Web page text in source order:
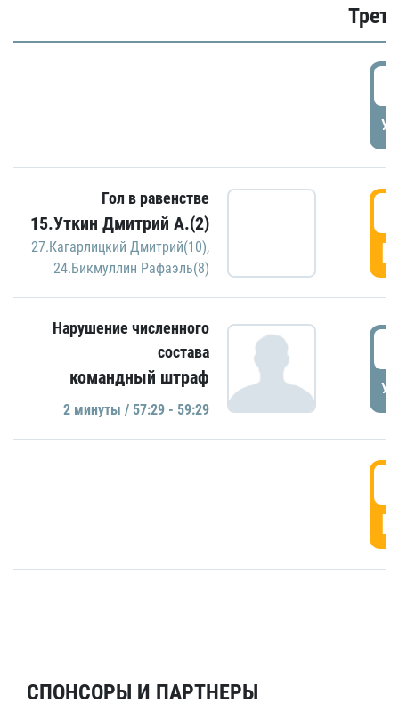
Гол в равенстве
15.Уткин Дмитрий А.(2)
27.Кагарлицкий Дмитрий(10),
24.Бикмуллин Рафаэль(8)
Нарушение численного
состава
командный штраф
2 минуты / 57:29 - 59:29
СПОНСОРЫ И ПАРТНЕРЫ